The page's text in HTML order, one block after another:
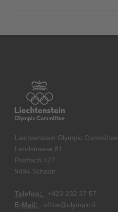
Liechtenstein Olympic Committee
Landstrasse 81
Postfach 427
9494 Schaan
Telefon: +423 232 37 57
E-Mail:
office@olympic.li